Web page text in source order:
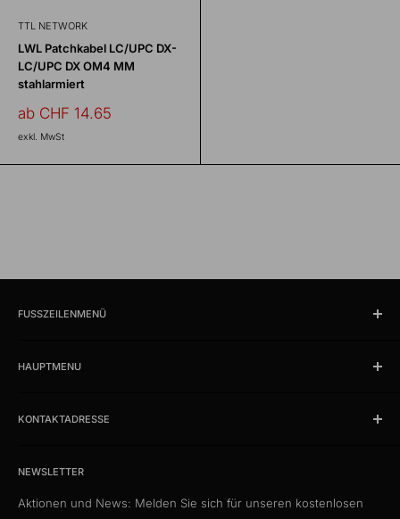
TTL NETWORK
LWL Patchkabel LC/UPC DX-
LC/UPC DX OM4 MM
stahlarmiert
Sonderpreis
ab CHF 14.65
exkl. MwSt
FUSSZEILENMENÜ
Öffnungszeiten und Lokalität
AGB
Versandkosten
HAUPTMENU
News
Musterkataloge
Eigenmarke
KONTAKTADRESSE
Das Kabelportal. Persönlich. Kompetent. Seit 1997.
NEWSLETTER
Aktionen und News: Melden Sie sich für unseren kostenlosen